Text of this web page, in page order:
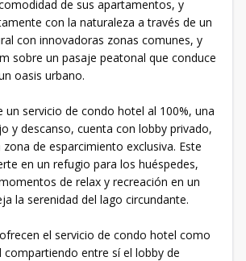
de sus apartamentos, y
con la naturaleza a través de un
con innovadoras zonas comunes, y
sobre un pasaje peatonal que conduce
oasis urbano.
un servicio de condo hotel al 100%, una
y descanso, cuenta con lobby privado,
de esparcimiento exclusiva. Este
en un refugio para los huéspedes,
de relax y recreación en un
la serenidad del lago circundante.
el servicio de condo hotel como
compartiendo entre sí el lobby de